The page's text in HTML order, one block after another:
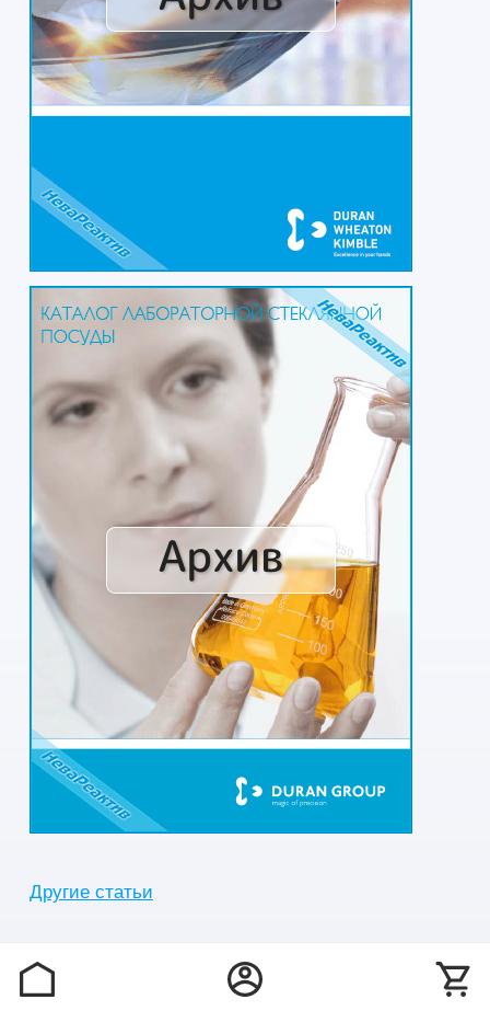
Другие статьи